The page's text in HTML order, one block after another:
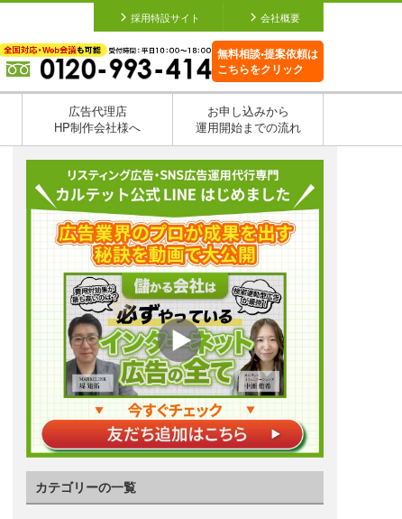
採用特設サイト 会社概要
無料相談•提案依頼は
こちらをクリック
広告代理店
HP制作会社様へ
お申し込みから
運用開始までの流れ
カテゴリーの一覧